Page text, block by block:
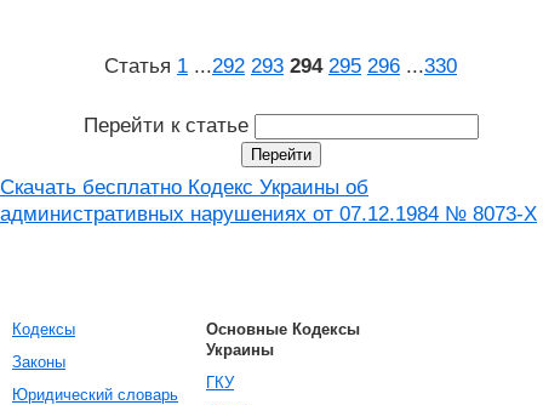
Статья 1 ...292 293 294 295 296 ...330
Перейти к статье
Скачать бесплатно Кодекс Украины об
административных нарушениях от 07.12.1984 № 8073-X
Кодексы
Законы
Юридический словарь
Основные Кодексы
Украины
ГКУ